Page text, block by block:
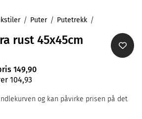
Puter Putetrekk
rust 45x45cm
149,90
104,93
og kan påvirke prisen på det